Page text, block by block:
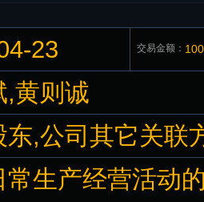
23 交易金额：
,黄则诚
东,公司其它关联
常生产经营活动